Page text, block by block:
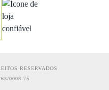
RESERVADOS
0008-75